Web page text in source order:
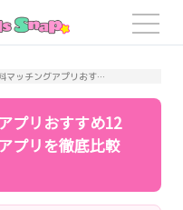
すぐ会える無料マッチングアプリおすすめ12選！即日・今夜会える人気アプリを徹底比較【2026年6月最新】
プリおすすめ12
プリを徹底比較